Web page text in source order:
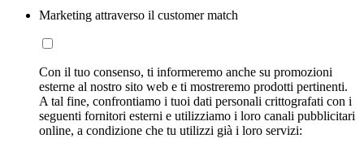
Marketing attraverso il customer match
Con il tuo consenso, ti informeremo anche su promozioni
esterne al nostro sito web e ti mostreremo prodotti pertinenti.
A tal fine, confrontiamo i tuoi dati personali crittografati con i
seguenti fornitori esterni e utilizziamo i loro canali pubblicitari
online, a condizione che tu utilizzi già i loro servizi: